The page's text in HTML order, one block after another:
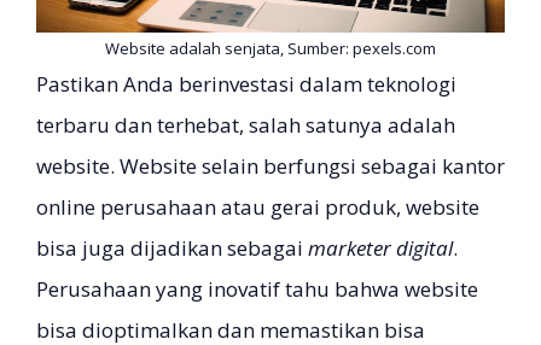
Website adalah senjata, Sumber: pexels.com
Pastikan Anda berinvestasi dalam teknologi
terbaru dan terhebat, salah satunya adalah
website. Website selain berfungsi sebagai kantor
online perusahaan atau gerai produk, website
bisa juga dijadikan sebagai marketer digital.
Perusahaan yang inovatif tahu bahwa website
bisa dioptimalkan dan memastikan bisa